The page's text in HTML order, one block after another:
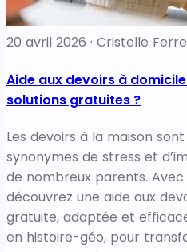
20 avril 2026 · Cristelle
Aide aux devoirs à
solutions gratuites ?
Les devoirs à la maison
synonymes de stress et
de nombreux parents. Avec
découvrez une aide aux
gratuite, adaptée et
en histoire-géo, pour